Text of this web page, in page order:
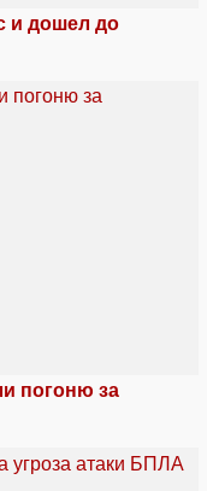
и дошел до
погоню за